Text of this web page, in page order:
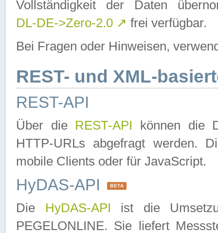
Vollständigkeit der Daten
DL-DE->Zero-2.0 ↗ frei verfügbar.
Bei Fragen oder Hinweisen,
REST- und XML-
REST-API
Über die REST-API können die
HTTP-URLs abgefragt werden.
mobile Clients oder für JavaScript.
HyDAS-API BETA
Die HyDAS-API ist die
PEGELONLINE. Sie liefert